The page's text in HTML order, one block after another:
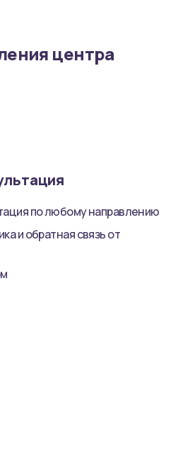
центра
по любому направлению
и обратная связь от